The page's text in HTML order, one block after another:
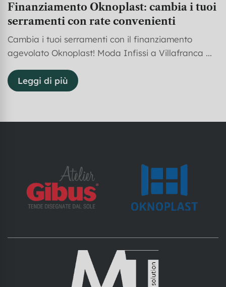
Finanziamento Oknoplast: cambia i tuoi
serramenti con rate convenienti
Cambia i tuoi serramenti con il finanziamento
agevolato Oknoplast! Moda Infissi a Villafranca ...
Leggi di più